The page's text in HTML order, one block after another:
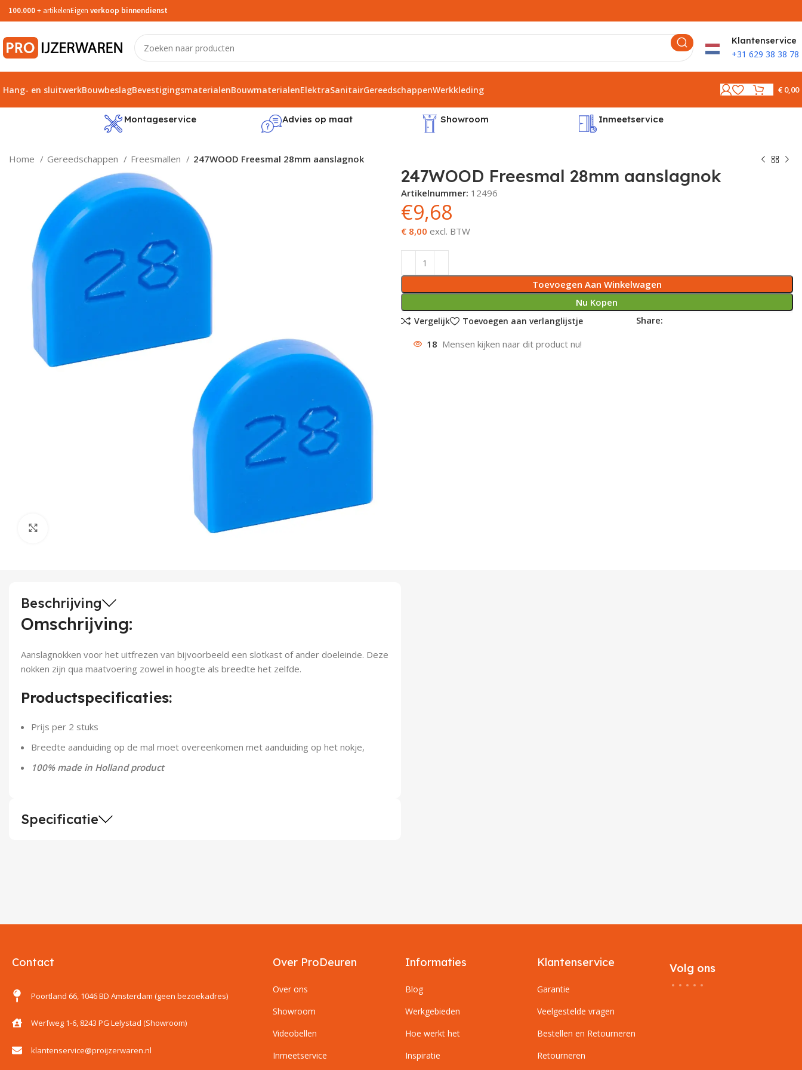
100.000+ artikelenEigen verkoop binnendienst
Klantenservice
+31 629 38 38 78
Hang- en sluitwerkBouwbeslagBevestigingsmaterialenBouwmaterialenElektraSanitairGereedschappenWerkkleding €0,00
Montageservice Advies op maat Showroom Inmeetservice
Home Gereedschappen Freesmallen 247WOOD Freesmal 28mm aanslagnok
247WOOD Freesmal 28mm aanslagnok
Artikelnummer: 12496
€9,68
€ 8,00 excl. BTW
Toevoegen Aan Winkelwagen
Nu Kopen
Vergelijk Toevoegen aan verlanglijstje Share:
18 Mensen kijken naar dit product nu!
Beschrijving
Omschrijving:
Aanslagnokken voor het uitfrezen van bijvoorbeeld een slotkast of ander doeleinde. Deze
nokken zijn qua maatvoering zowel in hoogte als breedte het zelfde.
Productspecificaties:
Prijs per 2 stuks
Breedte aanduiding op de mal moet overeenkomen met aanduiding op het nokje,
100% made in Holland product
Specificatie
Contact
Poortland 66, 1046 BD Amsterdam (geen bezoekadres)
Werfweg 1-6, 8243 PG Lelystad (Showroom)
klantenservice@proijzerwaren.nl
Over ProDeuren
Over ons
Showroom
Videobellen
Inmeetservice
Informaties
Blog
Werkgebieden
Hoe werkt het
Inspiratie
Klantenservice
Garantie
Veelgestelde vragen
Bestellen en Retourneren
Retourneren
Volg ons